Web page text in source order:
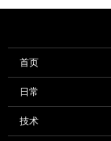
首页
日常
技术